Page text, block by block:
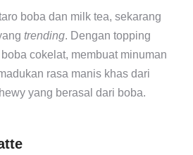
boba dan milk tea, sekarang
trending. Dengan topping
cokelat, membuat minuman
rasa manis khas dari
yang berasal dari boba.